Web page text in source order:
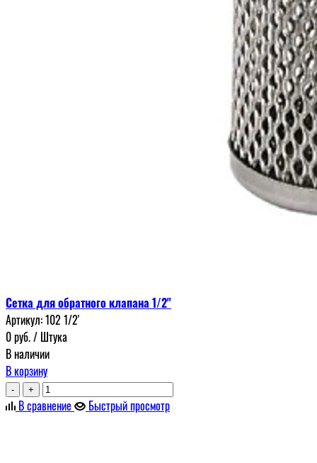
Сетка для обратного клапана 1/2"
Артикул:102 1/2'
0руб./ Штука
В наличии
В корзину
- +
В сравнение Быстрый просмотр